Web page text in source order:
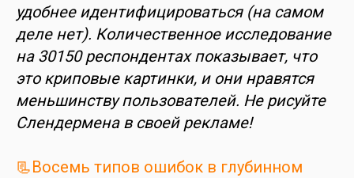
удобнее идентифицироваться (на самом
деле нет). Количественное исследование
на 30150 респондентах показывает, что
это криповые картинки, и они нравятся
меньшинству пользователей. Не рисуйте
Слендермена в своей рекламе!
📃Восемь типов ошибок в глубинном